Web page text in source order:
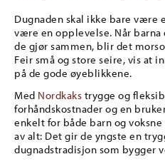
Dugnaden skal ikke bare være
være en opplevelse. Når
de gjør sammen, blir det
Feir små og store seire, vis at
på de gode øyeblikkene.
Med Nordkaks trygge og
forhåndskostnader og en
enkelt for både barn og
av alt: Det gir de yngste en
dugnadstradisjon som bygger